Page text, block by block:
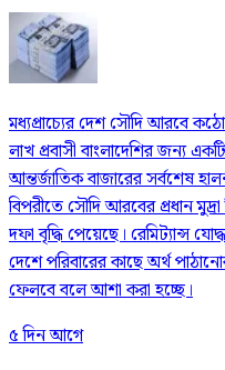
মধ্যপ্রাচ্যের দেশ সৌদি আরবে
লাখ প্রবাসী বাংলাদেশির জন্য
আন্তর্জাতিক বাজারের সর্বশেষ
বিপরীতে সৌদি আরবের প্রধান
দফা বৃদ্ধি পেয়েছে। রেমিট্যান্স
দেশে পরিবারের কাছে অর্থ
ফেলবে বলে আশা করা হচ্ছে।
৫ দিন আগে